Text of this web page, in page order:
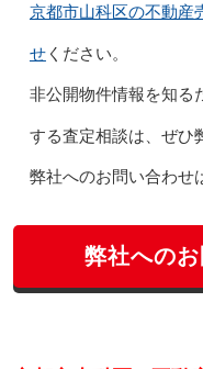
京都市山科区の不動産
せください。
非公開物件情報を知る
する査定相談は、ぜひ
弊社へのお問い合わせ
弊社への